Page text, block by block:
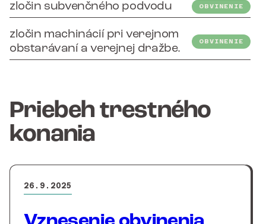
zločin subvenčného podvodu OBVINENIE
zločin machinácií pri verejnom
obstarávaní a verejnej dražbe.
OBVINENIE
Priebeh trestného
konania
26.9.2025